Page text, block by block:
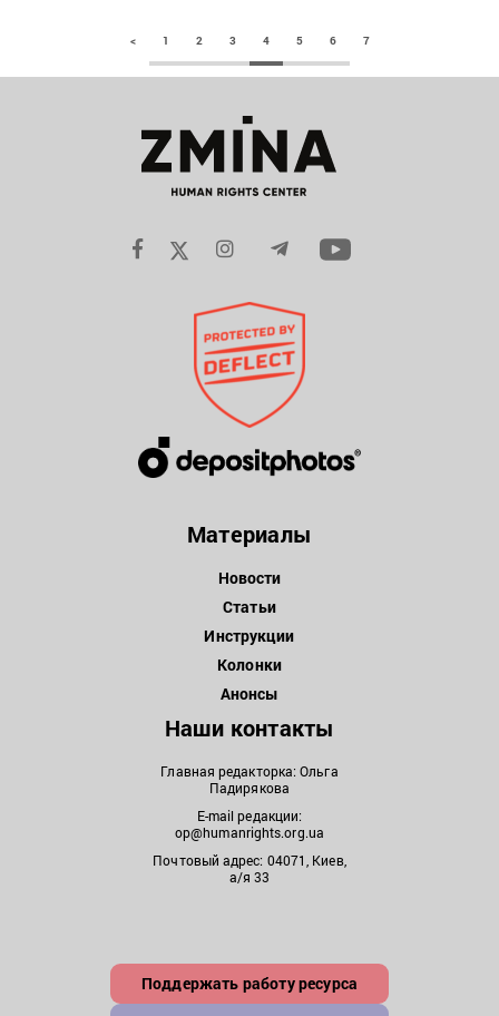
< 1 2 3 4 5 6 7
Материалы
Новости
Статьи
Инструкции
Колонки
Анонсы
Наши контакты
Главная редакторка: Ольга
Падирякова
E-mail редакции:
op@humanrights.org.ua
Почтовый адрес: 04071, Киев,
а/я 33
Поддержать работу ресурса